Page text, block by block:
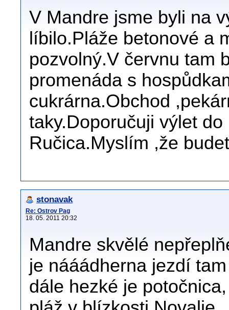
V Mandre jsme byli na
líbilo.Pláže betonové a
pozvolný.V červnu tam
promenáda s
cukrárna.Obchod
taky.Doporučuji výlet
Ručica.Myslím ,že
stonavak
Re: Ostrov Pag
18. 05. 2011 20:32
Mandre skvělé
je nááádherna jezdí
dále hezké je